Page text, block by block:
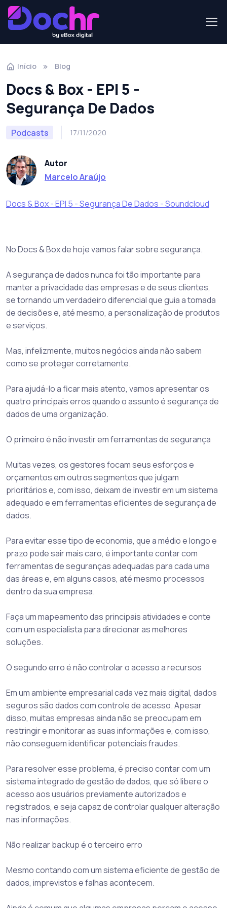
Início Blog
Docs & Box - EPI 5 -
Segurança De Dados
Podcasts 17/11/2020
Autor
Marcelo Araújo
Docs & Box - EPI 5 - Segurança De Dados - Soundcloud
No Docs & Box de hoje vamos falar sobre segurança.
A segurança de dados nunca foi tão importante para
manter a privacidade das empresas e de seus clientes,
se tornando um verdadeiro diferencial que guia a tomada
de decisões e, até mesmo, a personalização de produtos
e serviços.
Mas, infelizmente, muitos negócios ainda não sabem
como se proteger corretamente.
Para ajudá-lo a ficar mais atento, vamos apresentar os
quatro principais erros quando o assunto é segurança de
dados de uma organização.
O primeiro é não investir em ferramentas de segurança
Muitas vezes, os gestores focam seus esforços e
orçamentos em outros segmentos que julgam
prioritários e, com isso, deixam de investir em um sistema
adequado e em ferramentas eficientes de segurança de
dados.
Para evitar esse tipo de economia, que a médio e longo e
prazo pode sair mais caro, é importante contar com
ferramentas de seguranças adequadas para cada uma
das áreas e, em alguns casos, até mesmo processos
dentro da sua empresa.
Faça um mapeamento das principais atividades e conte
com um especialista para direcionar as melhores
soluções.
O segundo erro é não controlar o acesso a recursos
Em um ambiente empresarial cada vez mais digital, dados
seguros são dados com controle de acesso. Apesar
disso, muitas empresas ainda não se preocupam em
restringir e monitorar as suas informações e, com isso,
não conseguem identificar potenciais fraudes.
Para resolver esse problema, é preciso contar com um
sistema integrado de gestão de dados, que só libere o
acesso aos usuários previamente autorizados e
registrados, e seja capaz de controlar qualquer alteração
nas informações.
Não realizar backup é o terceiro erro
Mesmo contando com um sistema eficiente de gestão de
dados, imprevistos e falhas acontecem.